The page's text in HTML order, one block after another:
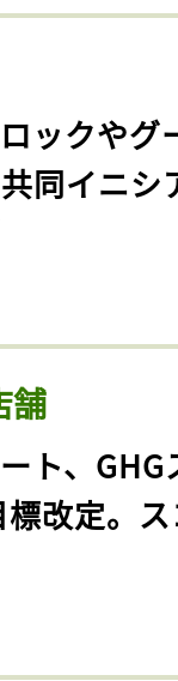
ックやグ
同イニシ
舗
ト、GHG
改定。